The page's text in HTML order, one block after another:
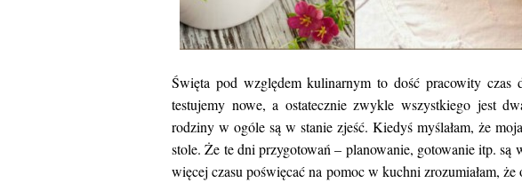
Święta pod względem kulinarnym to dość pracowity czas
testujemy nowe, a ostatecznie zwykle wszystkiego jest
rodziny w ogóle są w stanie zjeść. Kiedyś myślałam, że
stole. Że te dni przygotowań – planowanie, gotowanie itp. są
więcej czasu poświęcać na pomoc w kuchni zrozumiałam,